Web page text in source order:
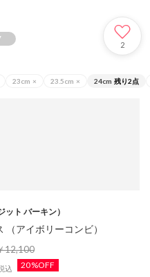
2
23cm × 23.5cm × 24cm 残り2点
ット バーキン）
アイボリーコンビ）
12,100
込 20%OFF